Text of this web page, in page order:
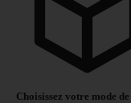
Choisissez votre mode de